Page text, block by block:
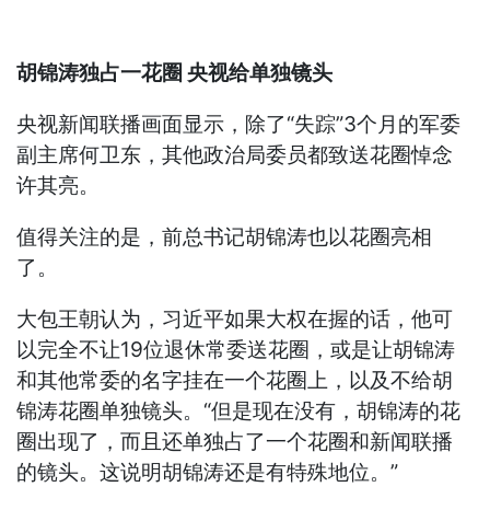
胡锦涛独占一花圈 央视给单独镜头
央视新闻联播画面显示，除了“失踪”3个月的军委
副主席何卫东，其他政治局委员都致送花圈悼念
许其亮。
值得关注的是，前总书记胡锦涛也以花圈亮相
了。
大包王朝认为，习近平如果大权在握的话，他可
以完全不让19位退休常委送花圈，或是让胡锦涛
和其他常委的名字挂在一个花圈上，以及不给胡
锦涛花圈单独镜头。“但是现在没有，胡锦涛的花
圈出现了，而且还单独占了一个花圈和新闻联播
的镜头。这说明胡锦涛还是有特殊地位。”